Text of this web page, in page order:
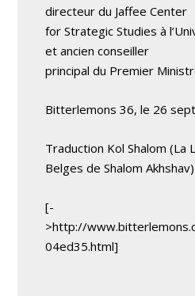
directeur du Jaffee Center
for Strategic Studies à
et ancien conseiller
principal du Premier
Bitterlemons 36, le 26
Traduction Kol Shalom (La
Belges de Shalom Akhshav)
[-
>http://
04ed35.html]